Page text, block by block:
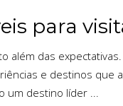
para
além das
e destinos que
um destino líder